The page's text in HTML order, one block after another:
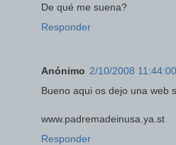
De qué me suena?
Responder
Anónimo 2/10/2008
Bueno aqui os dejo una web
www.padremadeinusa.ya.st
Responder